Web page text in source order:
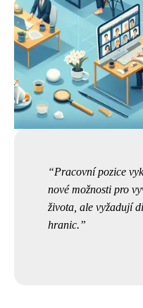
Pracovní pozice
nové možnosti pro
života, ale vyžadují
hranic.